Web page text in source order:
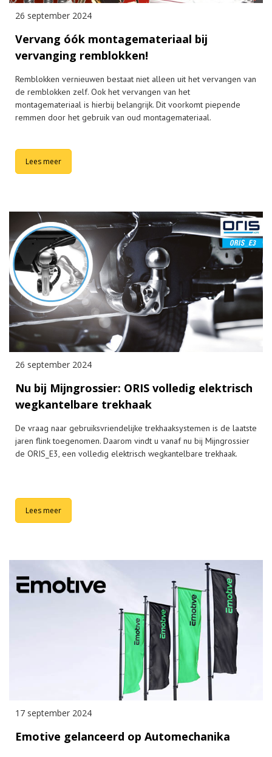
26 september 2024
Vervang óók montagemateriaal bij
vervanging remblokken!
Remblokken vernieuwen bestaat niet alleen uit het vervangen van
de remblokken zelf. Ook het vervangen van het
montagemateriaal is hierbij belangrijk. Dit voorkomt piepende
remmen door het gebruik van oud montagemateriaal.
Lees meer
26 september 2024
Nu bij Mijngrossier: ORIS volledig elektrisch
wegkantelbare trekhaak
De vraag naar gebruiksvriendelijke trekhaaksystemen is de laatste
jaren flink toegenomen. Daarom vindt u vanaf nu bij Mijngrossier
de ORIS_E3, een volledig elektrisch wegkantelbare trekhaak.
Lees meer
17 september 2024
Emotive gelanceerd op Automechanika